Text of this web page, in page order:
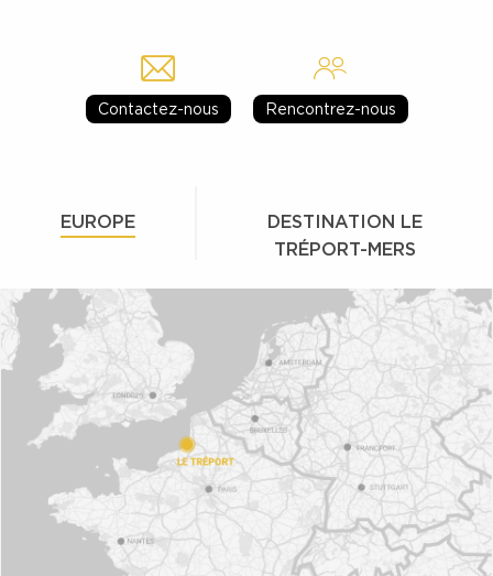
Contactez-nous Rencontrez-nous
EUROPE
DESTINATION LE
TRÉPORT-MERS